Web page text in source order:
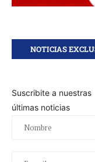
NOTICIAS
Suscribite a nuestras
últimas noticias